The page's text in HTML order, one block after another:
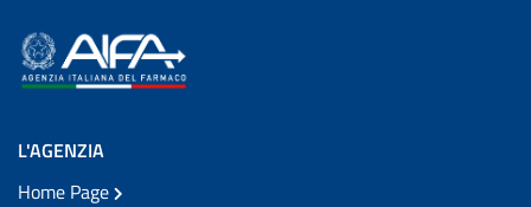
L'AGENZIA
Home Page